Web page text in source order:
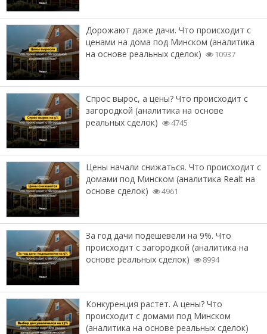
Дорожают даже дачи. Что происходит с
ценами на дома под Минском (аналитика
на основе реальных сделок)
10937
Спрос вырос, а цены? Что происходит с
загородкой (аналитика на основе
реальных сделок)
4745
Цены начали снижаться. Что происходит с
домами под Минском (аналитика Realt на
основе сделок)
4961
За год дачи подешевели на 9%. Что
происходит с загородкой (аналитика на
основе реальных сделок)
8994
Конкуренция растет. А цены? Что
происходит с домами под Минском
(аналитика на основе реальных сделок)